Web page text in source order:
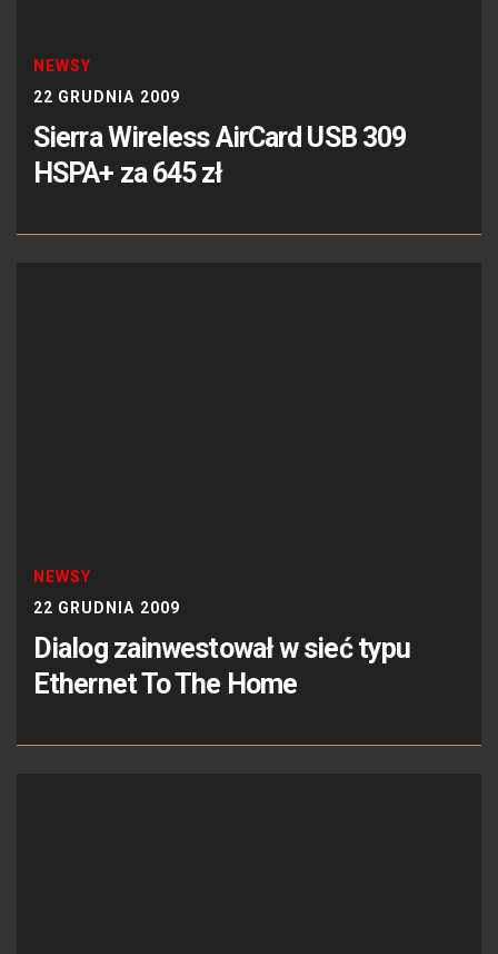
NEWSY
22 GRUDNIA 2009
Sierra Wireless AirCard USB 309
HSPA+ za 645 zł
NEWSY
22 GRUDNIA 2009
Dialog zainwestował w sieć typu
Ethernet To The Home